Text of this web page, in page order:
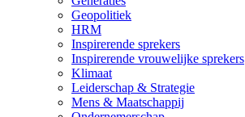
Geopolitiek
HRM
Inspirerende sprekers
Inspirerende vrouwelijke sprekers
Klimaat
Leiderschap & Strategie
Mens & Maatschappij